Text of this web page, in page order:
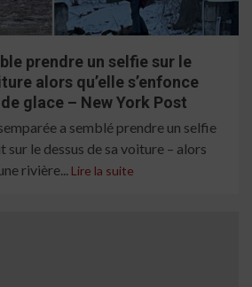
prendre un selfie sur le
alors qu’elle s’enfonce
glace – New York Post
a semblé prendre un selfie
sur le dessus de sa voiture – alors
rivière... Lire la suite